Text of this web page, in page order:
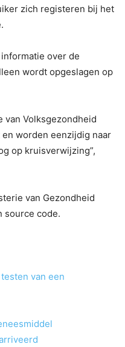
zich registeren bij het
over de
wordt opgeslagen op
van Volksgezondheid
worden eenzijdig naar
op kruisverwijzing”,
van Gezondheid
source code.
van een